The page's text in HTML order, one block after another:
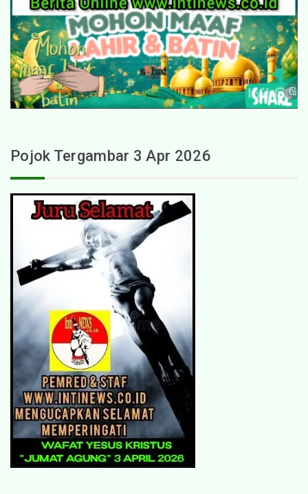
Pojok Tergambar 3 Apr 2026